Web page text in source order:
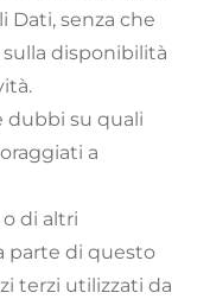
Dati, senza che
disponibilità
dubbi su quali
a
o di altri
parte di questo
terzi utilizzati da